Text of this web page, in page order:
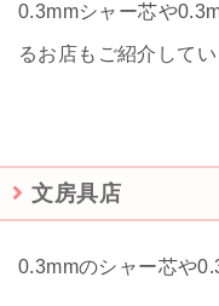
0.3mmシャー芯や
るお店もご紹介して
文房具店
0.3mmのシャー芯や